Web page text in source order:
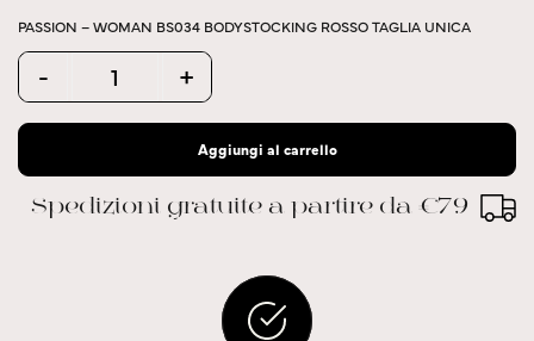
PASSION – WOMAN BS034 BODYSTOCKING ROSSO TAGLIA UNICA
Quantity
- +
Aggiungi al carrello
Spedizioni gratuite a partire da €79